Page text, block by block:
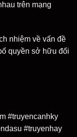
trên mạng
nhiệm về vấn đề
quyền sở hữu đối
#truyencanhky
#truyenhay